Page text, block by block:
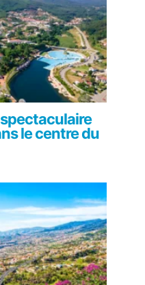
le centre du